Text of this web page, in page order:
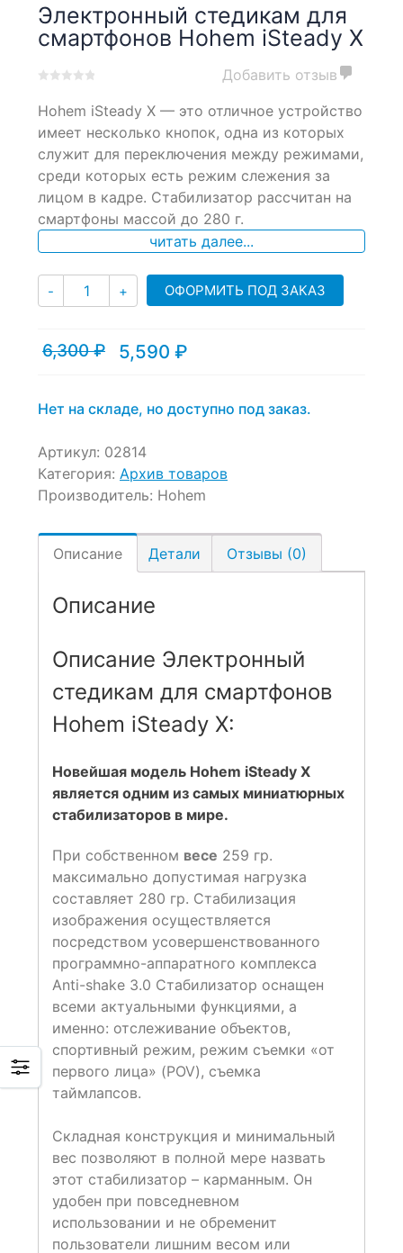
Электронный стедикам для
смартфонов Hohem iSteady X
out
on
customer
ratings
Добавить отзыв
Hohem iSteady X — это отличное устройство
имеет несколько кнопок, одна из которых
служит для переключения между режимами,
среди которых есть режим слежения за
лицом в кадре. Стабилизатор рассчитан на
смартфоны массой до 280 г.
читать далее...
- Количество
+ ОФОРМИТЬ ПОД ЗАКАЗ
6,300₽
Первоначальная
6,300 ₽.
5,590 ₽
Текущая
Нет на складе, но доступно под заказ.
Артикул: 02814
Категория: Архив товаров
Производитель: Hohem
Описание Детали Отзывы (0)
Описание
Описание Электронный
стедикам для смартфонов
Hohem iSteady X:
Новейшая модель Hohem iSteady X
является одним из самых миниатюрных
стабилизаторов в мире.
При собственном весе 259 гр.
максимально допустимая нагрузка
составляет 280 гр. Стабилизация
изображения осуществляется
посредством усовершенствованного
программно-аппаратного комплекса
Anti-shake 3.0 Стабилизатор оснащен
всеми актуальными функциями, а
именно: отслеживание объектов,
спортивный режим, режим съемки «от
первого лица» (POV), съемка
таймлапсов.
Складная конструкция и минимальный
вес позволяют в полной мере назвать
этот стабилизатор – карманным. Он
удобен при повседневном
использовании и не обременит
пользователи лишним весом или